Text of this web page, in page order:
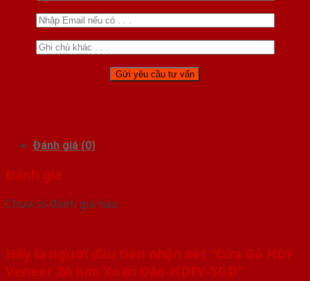
Đánh giá (0)
Đánh giá
Chưa có đánh giá nào.
Hãy là người đầu tiên nhận xét “Cửa Gỗ HDF
Veneer 2A lum Xoan Đào-HDFV-SGD”